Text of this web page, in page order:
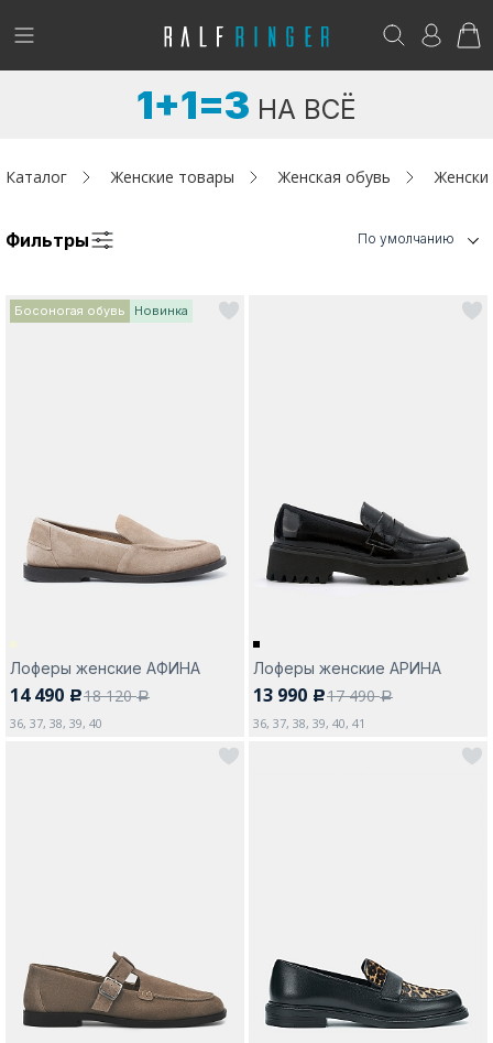
!
Женщинам
Да, все верно Изменить город
Возникли вопросы? - club@ralf.ru
1+1=3 НА ВСЁ
Каталог Женские товары Женская обувь
Фильтры По умолчанию
Босоногая обувь Новинка
Лоферы женские АФИНА
14 490 c18 120a
36, 37, 38, 39, 40
Лоферы женские АРИНА
13 990 c17 490a
36, 37, 38, 39, 40, 41